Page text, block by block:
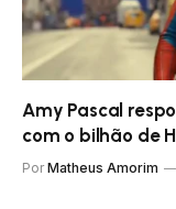
Amy Pascal
com o bilhão de
Por Matheus Amorim